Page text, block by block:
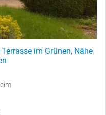
im Grünen, Nähe